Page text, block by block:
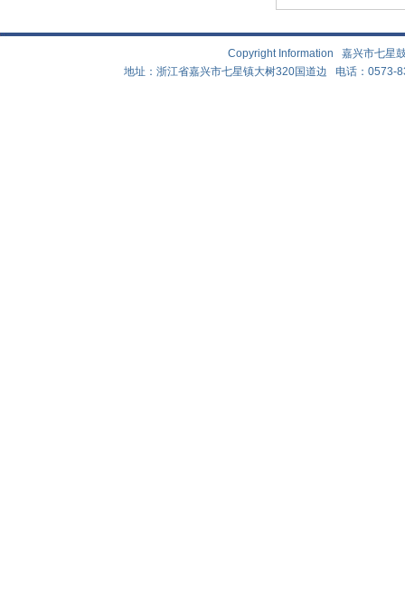
Copyright Information 嘉兴市七
地址：浙江省嘉兴市七星镇大树320国道边 电话：